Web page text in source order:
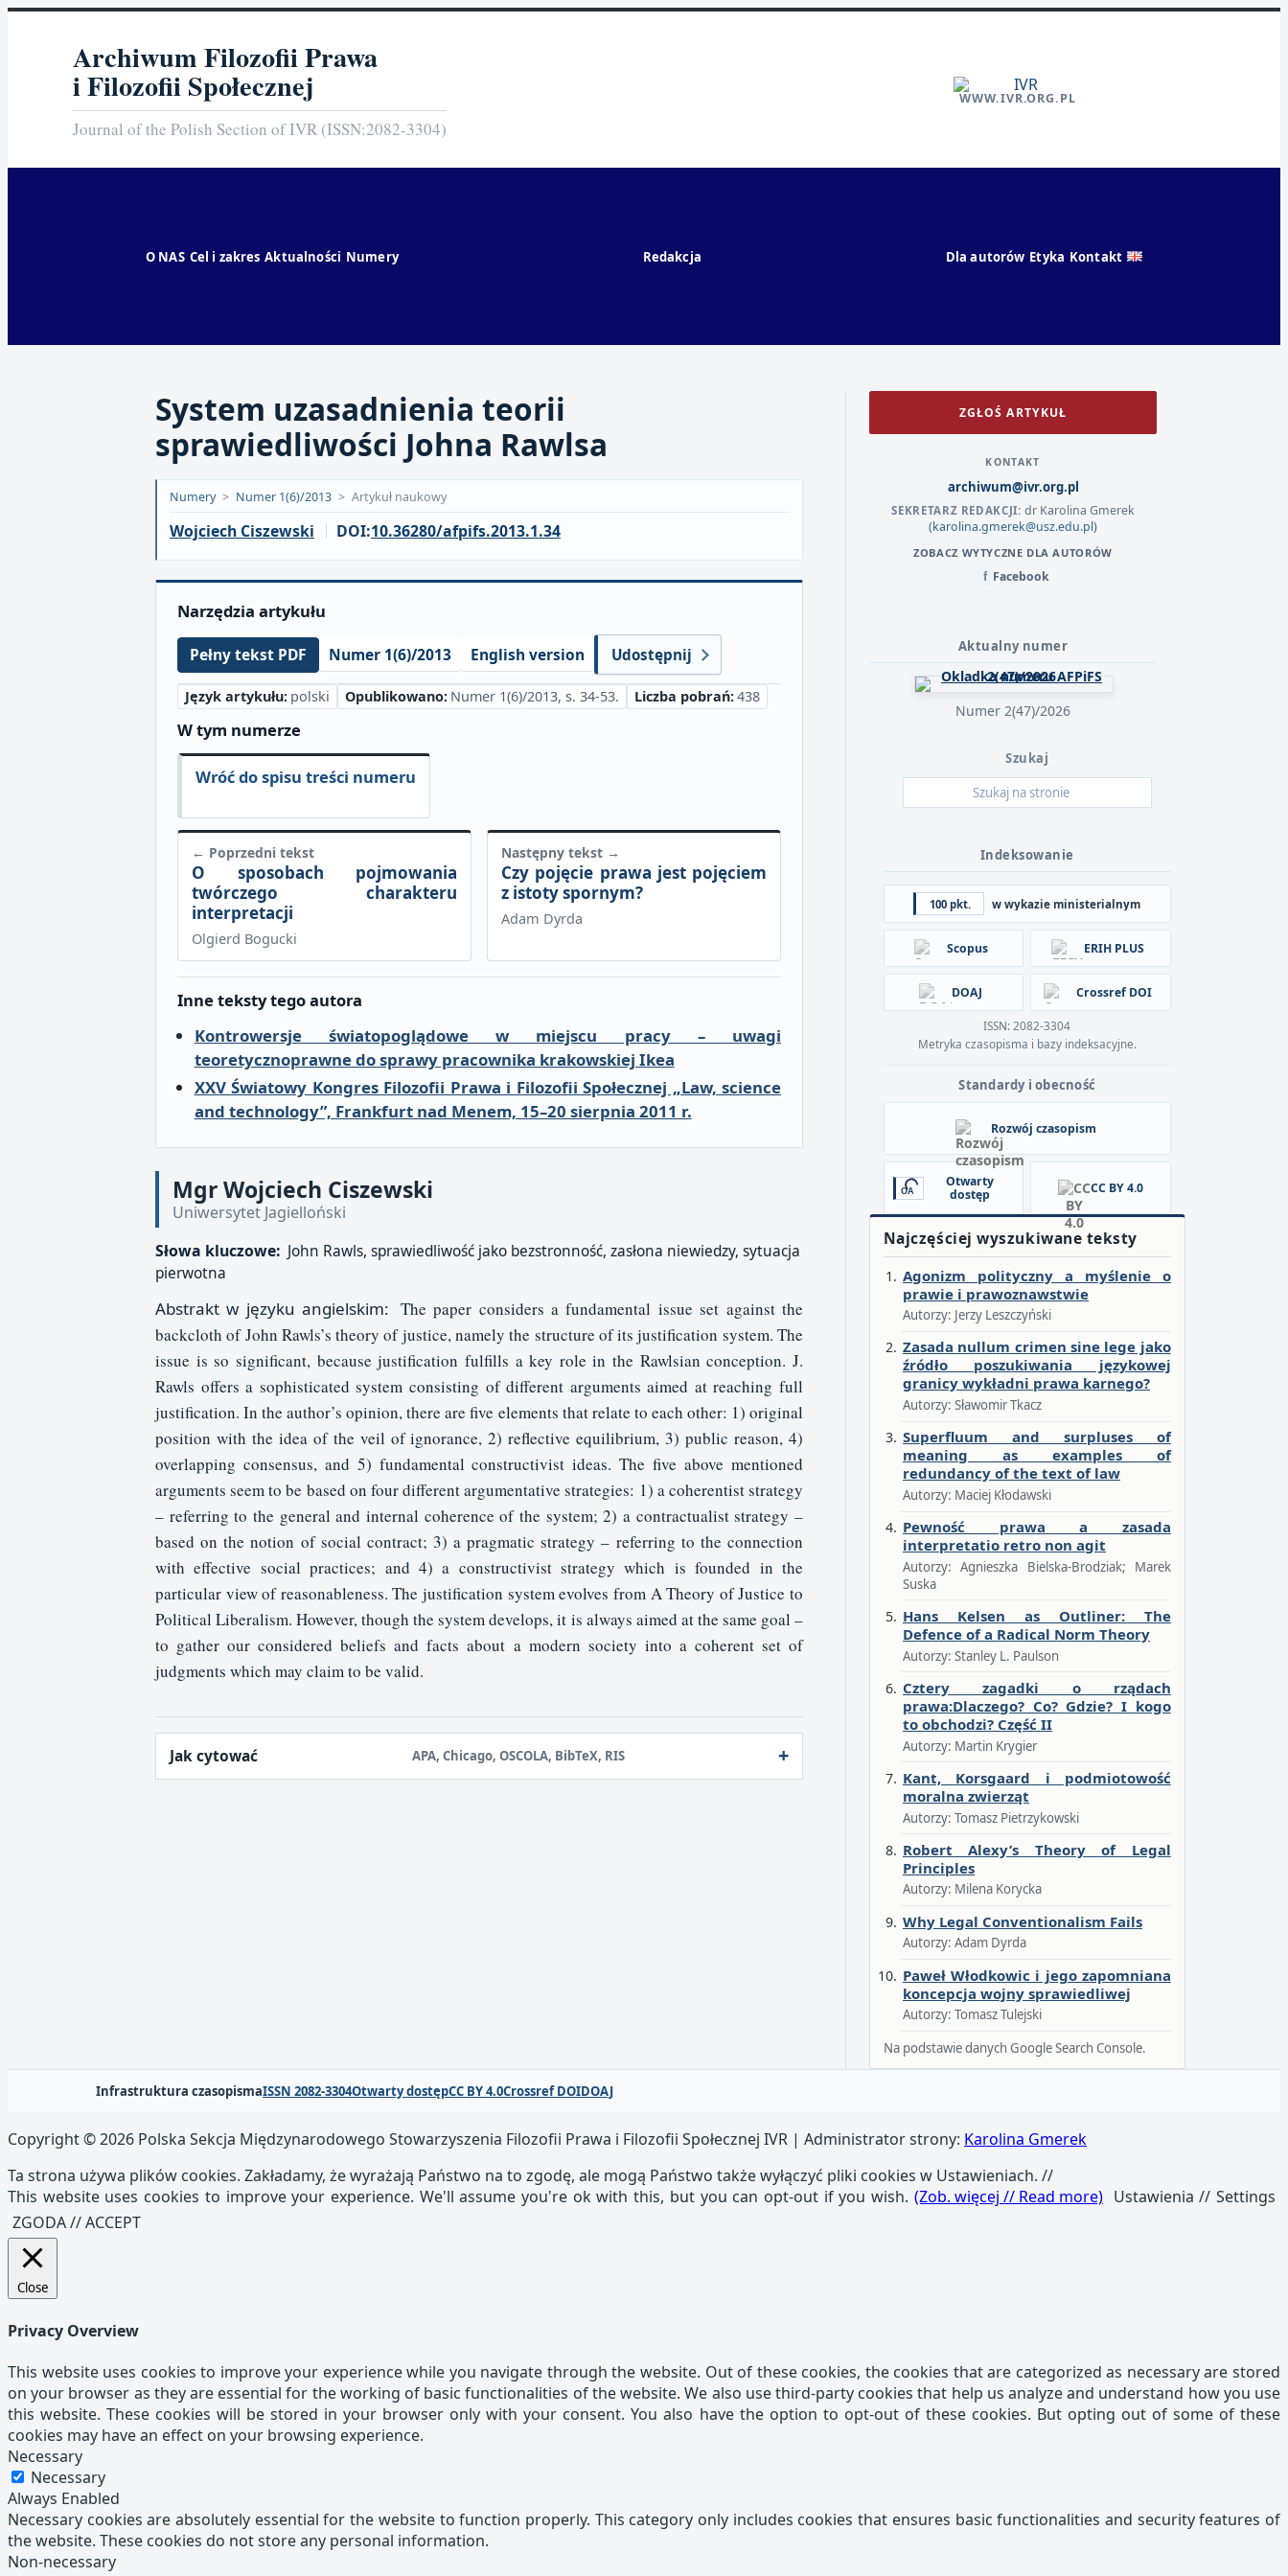
Archiwum Filozofii Prawa
i Filozofii Społecznej
Journal of the Polish Section of IVR (ISSN:2082-3304)
WWW.IVR.ORG.PL
O NAS Cel i zakres Aktualności Numery Redakcja Dla autorów Etyka Kontakt
System uzasadnienia teorii
sprawiedliwości Johna Rawlsa
Opublikowano:
2018-
09-
18
Numery > Numer 1(6)/2013 > Artykuł naukowy
Wojciech Ciszewski DOI:10.36280/afpifs.2013.1.34
Narzędzia artykułu
Pełny tekst PDF Numer 1(6)/2013 English version Udostępnij
Język artykułu: polski Opublikowano: Numer 1(6)/2013, s. 34-53. Liczba pobrań:438
W tym numerze
Wróć do spisu treści numeru
← Poprzedni tekst
O sposobach pojmowania
twórczego charakteru
interpretacji
Olgierd Bogucki
Następny tekst →
Czy pojęcie prawa jest pojęciem
z istoty spornym?
Adam Dyrda
Inne teksty tego autora
Kontrowersje światopoglądowe w miejscu pracy – uwagi
teoretycznoprawne do sprawy pracownika krakowskiej Ikea
XXV Światowy Kongres Filozofii Prawa i Filozofii Społecznej „Law, science
and technology”, Frankfurt nad Menem, 15–20 sierpnia 2011 r.
Mgr Wojciech Ciszewski
Uniwersytet Jagielloński
Słowa kluczowe: John Rawls, sprawiedliwość jako bezstronność, zasłona niewiedzy, sytuacja
pierwotna
Abstrakt w języku angielskim: The paper considers a fundamental issue set against the
backcloth of John Rawls’s theory of justice, namely the structure of its justification system. The
issue is so significant, because justification fulfills a key role in the Rawlsian conception. J.
Rawls offers a sophisticated system consisting of different arguments aimed at reaching full
justification. In the author’s opinion, there are five elements that relate to each other: 1) original
position with the idea of the veil of ignorance, 2) reflective equilibrium, 3) public reason, 4)
overlapping consensus, and 5) fundamental constructivist ideas. The five above mentioned
arguments seem to be based on four different argumentative strategies: 1) a coherentist strategy
– referring to the general and internal coherence of the system; 2) a contractualist strategy –
based on the notion of social contract; 3) a pragmatic strategy – referring to the connection
with effective social practices; and 4) a constructivist strategy which is founded in the
particular view of reasonableness. The justification system evolves from A Theory of Justice to
Political Liberalism. However, though the system develops, it is always aimed at the same goal –
to gather our considered beliefs and facts about a modern society into a coherent set of
judgments which may claim to be valid.
Jak cytować APA, Chicago, OSCOLA, BibTeX, RIS
ZGŁOŚ ARTYKUŁ
KONTAKT
archiwum@ivr.org.pl
SEKRETARZ REDAKCJI: dr Karolina Gmerek
(karolina.gmerek@usz.edu.pl)
ZOBACZ WYTYCZNE DLA AUTORÓW
f Facebook
Aktualny numer
Numer 2(47)/2026
Indeksowanie
100 pkt. w wykazie ministerialnym
Scopus ERIH PLUS
DOAJ Crossref DOI
ISSN: 2082-3304
Metryka czasopisma i bazy indeksacyjne.
Standardy i obecność
Rozwój czasopism
Otwarty
dostęp
CC BY 4.0
Najczęściej wyszukiwane teksty
Agonizm polityczny a myślenie o
prawie i prawoznawstwie
Autorzy: Jerzy Leszczyński
Zasada nullum crimen sine lege jako
źródło poszukiwania językowej
granicy wykładni prawa karnego?
Autorzy: Sławomir Tkacz
Superfluum and surpluses of
meaning as examples of
redundancy of the text of law
Autorzy: Maciej Kłodawski
Pewność prawa a zasada
interpretatio retro non agit
Autorzy: Agnieszka Bielska-Brodziak; Marek
Suska
Hans Kelsen as Outliner: The
Defence of a Radical Norm Theory
Autorzy: Stanley L. Paulson
Cztery zagadki o rządach
prawa:Dlaczego? Co? Gdzie? I kogo
to obchodzi? Część II
Autorzy: Martin Krygier
Kant, Korsgaard i podmiotowość
moralna zwierząt
Autorzy: Tomasz Pietrzykowski
Robert Alexy’s Theory of Legal
Principles
Autorzy: Milena Korycka
Why Legal Conventionalism Fails
Autorzy: Adam Dyrda
Paweł Włodkowic i jego zapomniana
koncepcja wojny sprawiedliwej
Autorzy: Tomasz Tulejski
Na podstawie danych Google Search Console.
Szukaj
Infrastruktura czasopismaISSN 2082-3304Otwarty dostępCC BY 4.0Crossref DOIDOAJ
Copyright © 2026 Polska Sekcja Międzynarodowego Stowarzyszenia Filozofii Prawa i Filozofii Społecznej IVR | Administrator strony: Karolina Gmerek
Ta strona używa plików cookies. Zakładamy, że wyrażają Państwo na to zgodę, ale mogą Państwo także wyłączyć pliki cookies w Ustawieniach. //
This website uses cookies to improve your experience. We'll assume you're ok with this, but you can opt-out if you wish. (Zob. więcej // Read more) Ustawienia // Settings
ZGODA // ACCEPT
Close
Privacy Overview
This website uses cookies to improve your experience while you navigate through the website. Out of these cookies, the cookies that are categorized as necessary are stored
on your browser as they are essential for the working of basic functionalities of the website. We also use third-party cookies that help us analyze and understand how you use
this website. These cookies will be stored in your browser only with your consent. You also have the option to opt-out of these cookies. But opting out of some of these
cookies may have an effect on your browsing experience.
Necessary
Necessary
Always Enabled
Necessary cookies are absolutely essential for the website to function properly. This category only includes cookies that ensures basic functionalities and security features of
the website. These cookies do not store any personal information.
Non-necessary